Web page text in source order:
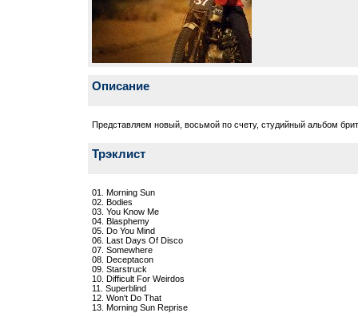
Описание
Представляем новый, восьмой по счету, студийный альбом
Трэклист
01. Morning Sun
02. Bodies
03. You Know Me
04. Blasphemy
05. Do You Mind
06. Last Days Of Disco
07. Somewhere
08. Deceptacon
09. Starstruck
10. Difficult For Weirdos
11. Superblind
12. Won't Do That
13. Morning Sun Reprise